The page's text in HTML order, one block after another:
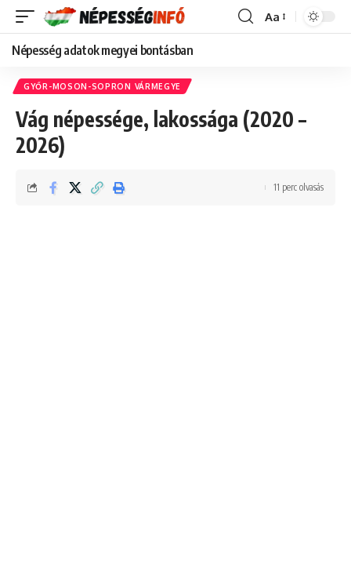
Font
Aa
Népesség adatok megyei bontásban
GYŐR-MOSON-SOPRON VÁRMEGYE
Vág népessége, lakossága (2020 –
2026)
11 perc olvasás